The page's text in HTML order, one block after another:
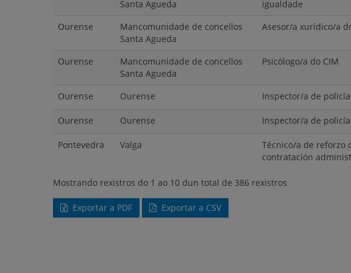
Santa Agueda
igualdade
Ourense
Mancomunidade de concellos
Santa Agueda
Asesor/a xurídico/a
Ourense
Mancomunidade de concellos
Santa Agueda
Psicólogo/a do CIM
Ourense Ourense Inspector/a de
Ourense Ourense Inspector/a de
Pontevedra Valga
Técnico/a de reforzo
contratación
Mostrando rexistros do 1 ao 10 dun total de 386 rexistros
Exportar a PDF Exportar a CSV